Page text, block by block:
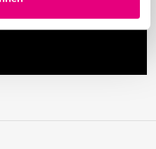
– Vorverkauf startet